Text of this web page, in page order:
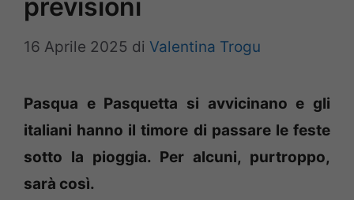
previsioni
16 Aprile 2025 di Valentina Trogu
Pasqua e Pasquetta si avvicinano e gli
italiani hanno il timore di passare le feste
sotto la pioggia. Per alcuni, purtroppo,
sarà così.